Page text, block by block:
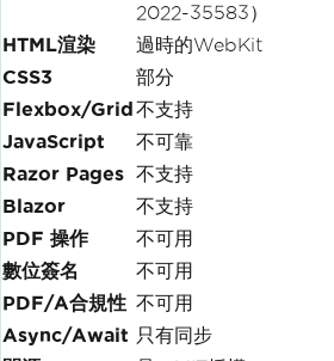
2022-35583）
HTML渲染 過時的WebKit
CSS3
部分
Flexbox/Grid 不支持
JavaScript
不可靠
Razor Pages 不支持
Blazor
不支持
PDF 操作
不可用
數位簽名
不可用
PDF/A合規性 不可用
Async/Await 只有同步